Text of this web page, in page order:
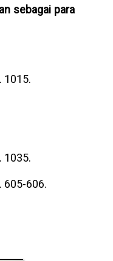
sebagai para
1015.
1035.
605-606.